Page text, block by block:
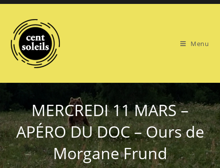
Skip
content
Menu
MERCREDI 11 MARS –
APÉRO DU DOC – Ours de
Morgane Frund